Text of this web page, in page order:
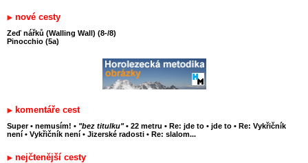
nové cesty
Zeď nářků (Walling Wall) (8-/8)
Pinocchio (5a)
komentáře cest
Super • nemusím! • "bez titulku" • 22 metru • Re: jde to • jde to • Re: Vykřičník
není • Vykřičník není • Jizerské radosti • Re: slalom...
nejčtenější cesty